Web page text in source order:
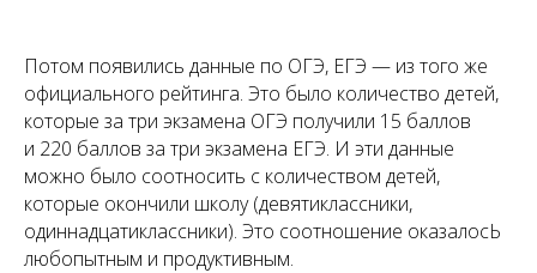
Потом появились данные по ОГЭ, ЕГЭ — из того же
официального рейтинга. Это было количество детей,
которые за три экзамена ОГЭ получили 15 баллов
и 220 баллов за три экзамена ЕГЭ. И эти данные
можно было соотносить с количеством детей,
которые окончили школу (девятиклассники,
одиннадцатиклассники). Это соотношение оказалосЬ
любопытным и продуктивным.